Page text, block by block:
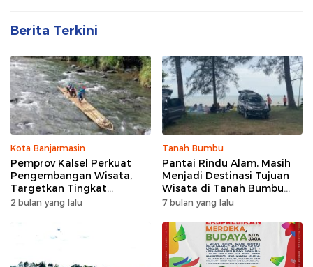
Berita Terkini
Kota Banjarmasin
Pemprov Kalsel Perkuat
Pengembangan Wisata,
Targetkan Tingkat
Kunjungan Naik 5 Persen di
2 bulan yang lalu
Tanah Bumbu
Pantai Rindu Alam, Masih
Menjadi Destinasi Tujuan
Wisata di Tanah Bumbu
dengan Rindangnya Pohon
7 bulan yang lalu